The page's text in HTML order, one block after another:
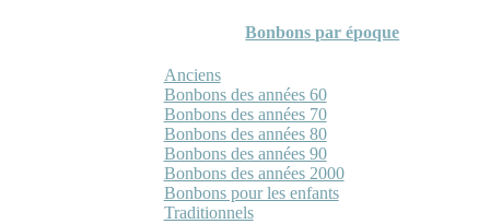
Bonbons par époque
Anciens
Bonbons des années 60
Bonbons des années 70
Bonbons des années 80
Bonbons des années 90
Bonbons des années 2000
Bonbons pour les enfants
Traditionnels